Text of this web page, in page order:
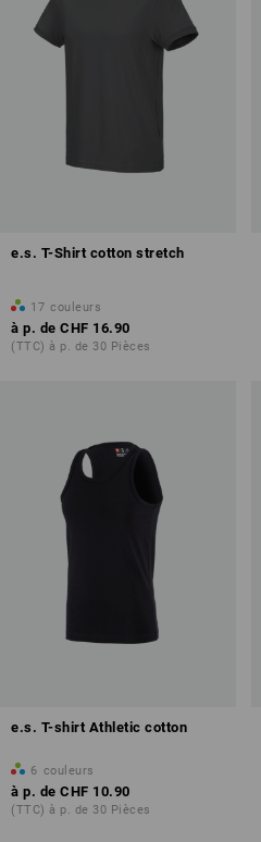
e.s. T-Shirt cotton stretch
17 couleurs
à p. de CHF 16.90
(TTC) à p. de 30 Pièces
e.s. T-shirt Athletic cotton
6 couleurs
à p. de CHF 10.90
(TTC) à p. de 30 Pièces